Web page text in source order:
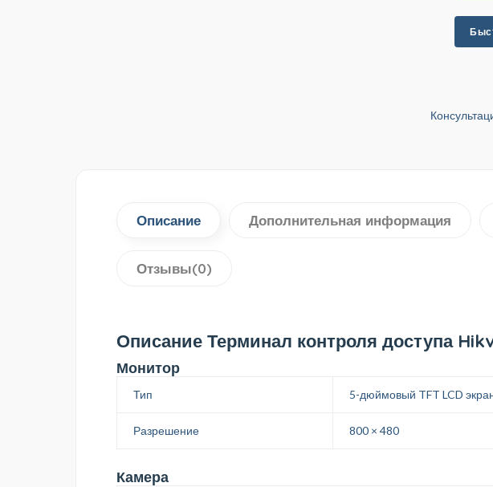
Описание Дополнительная информация
Отзывы(0)
Описание Терминал контроля доступа
Монитор
Тип 5-дюймовый TFT LCD
Разрешение 800 × 480
Камера